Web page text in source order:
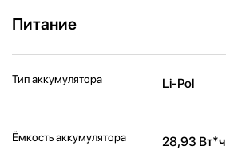
Питание
Тип аккумулятора Li-Pol
Ёмкость аккумулятора 28,93 Вт*ч